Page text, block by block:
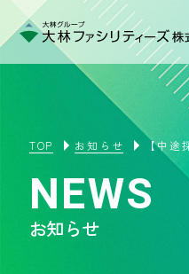
TOP お知らせ 【中途
NEWS
お知らせ